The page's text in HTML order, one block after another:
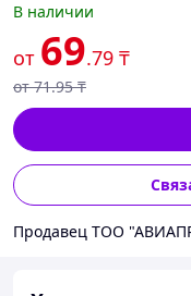
В наличии
от 69.79 ₸
от 71.95 ₸
Продавец ТОО